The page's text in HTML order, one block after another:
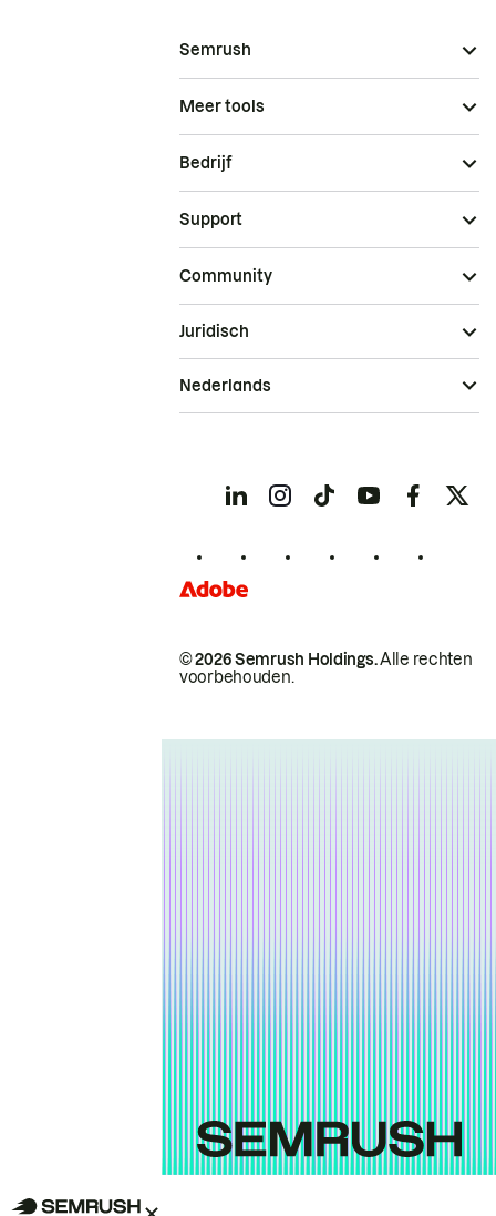
Semrush
Meer tools
Bedrijf
Support
Community
© 2026 Semrush Holdings.Alle rechten
voorbehouden.
Juridisch
Nederlands